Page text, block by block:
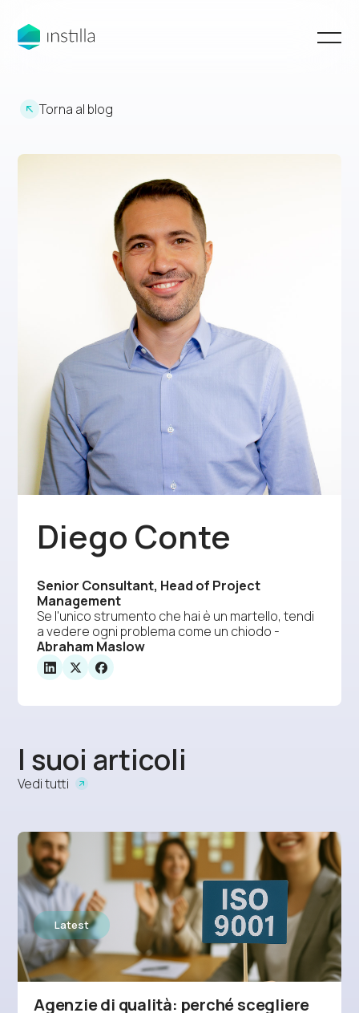
Torna al blog
Diego Conte
Senior Consultant, Head of Project
Management
Se l'unico strumento che hai è un martello, tendi
a vedere ogni problema come un chiodo -
Abraham Maslow
I suoi articoli
Vedi tutti
STRATEGY
Agenzie di qualità: perché scegliere